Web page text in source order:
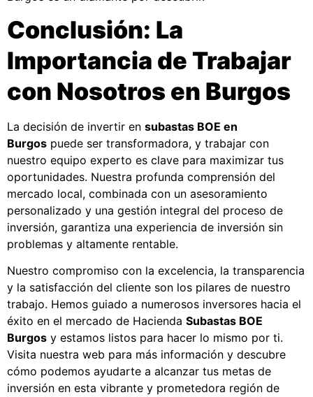
Conclusión: La
Importancia de Trabajar
con Nosotros en Burgos
La decisión de invertir en subastas BOE en
Burgos puede ser transformadora, y trabajar con
nuestro equipo experto es clave para maximizar tus
oportunidades. Nuestra profunda comprensión del
mercado local, combinada con un asesoramiento
personalizado y una gestión integral del proceso de
inversión, garantiza una experiencia de inversión sin
problemas y altamente rentable.
Nuestro compromiso con la excelencia, la transparencia
y la satisfacción del cliente son los pilares de nuestro
trabajo. Hemos guiado a numerosos inversores hacia el
éxito en el mercado de Hacienda Subastas BOE
Burgos y estamos listos para hacer lo mismo por ti.
Visita nuestra web para más información y descubre
cómo podemos ayudarte a alcanzar tus metas de
inversión en esta vibrante y prometedora región de